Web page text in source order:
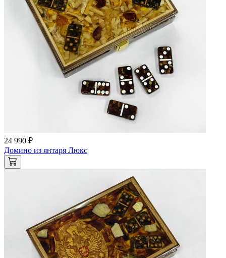
24 990 ₽
Домино из янтаря Люкс